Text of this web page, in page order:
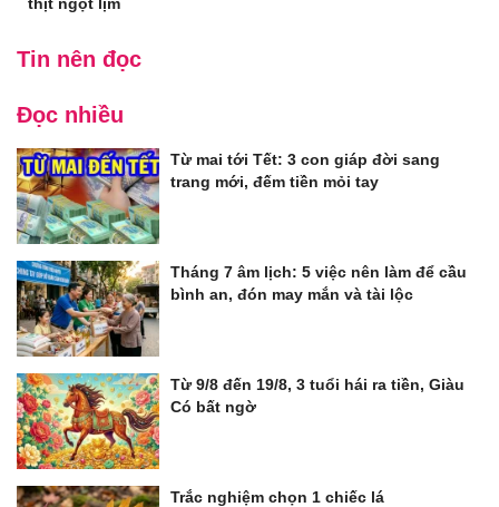
Tin nên đọc
Đọc nhiều
Từ mai tới Tết: 3 con giáp đời sang
trang mới, đếm tiền mỏi tay
Tháng 7 âm lịch: 5 việc nên làm để cầu
bình an, đón may mắn và tài lộc
Từ 9/8 đến 19/8, 3 tuổi hái ra tiền, Giàu
Có bất ngờ
Trắc nghiệm chọn 1 chiếc lá